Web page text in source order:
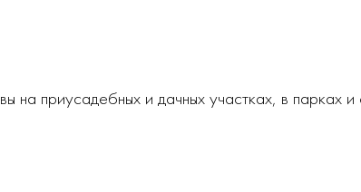
на приусадебных и дачных участках, в парках